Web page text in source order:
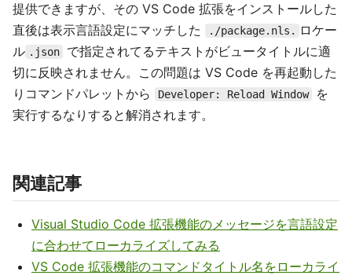
提供できますが、その VS Code 拡張をインストールした
直後は表示言語設定にマッチした
./package.nls.
ロケー
ル .json
で指定されてるテキストがビュータイトルに適
切に反映されません。この問題は VS Code を再起動した
りコマンドパレットから
Developer: Reload Window
を
実行するなりすると解消されます。
関連記事
Visual Studio Code 拡張機能のメッセージを言語設定
に合わせてローカライズしてみる
VS Code 拡張機能のコマンドタイトル名をローカライ